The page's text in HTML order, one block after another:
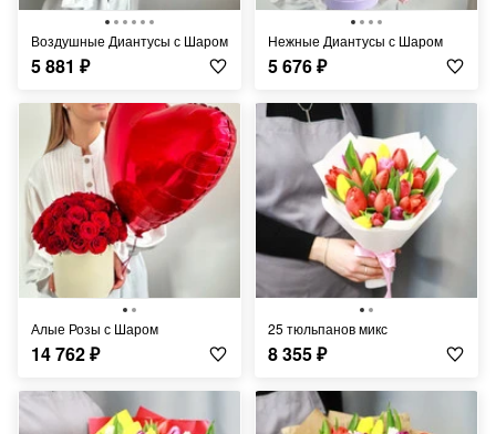
Воздушные Диантусы с Шаром
5 881 ₽
Нежные Диантусы с Шаром
5 676₽
Алые Розы с Шаром
14 762₽
25 тюльпанов микс
8 355₽